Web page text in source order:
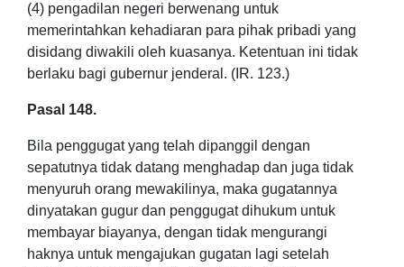
(4) pengadilan negeri berwenang untuk
memerintahkan kehadiaran para pihak pribadi yang
disidang diwakili oleh kuasanya. Ketentuan ini tidak
berlaku bagi gubernur jenderal. (IR. 123.)
Pasal 148.
Bila penggugat yang telah dipanggil dengan
sepatutnya tidak datang menghadap dan juga tidak
menyuruh orang mewakilinya, maka gugatannya
dinyatakan gugur dan penggugat dihukum untuk
membayar biayanya, dengan tidak mengurangi
haknya untuk mengajukan gugatan lagi setelah